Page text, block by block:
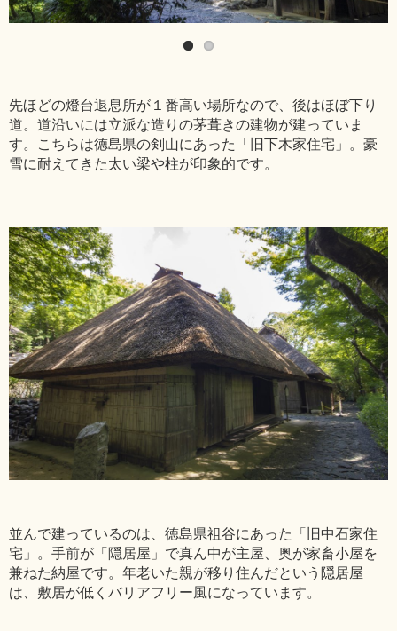
先ほどの燈台退息所が１番高い場所なので、後はほぼ下り
道。道沿いには立派な造りの茅葺きの建物が建っていま
す。こちらは徳島県の剣山にあった「旧下木家住宅」。豪
雪に耐えてきた太い梁や柱が印象的です。
並んで建っているのは、徳島県祖谷にあった「旧中石家住
宅」。手前が「隠居屋」で真ん中が主屋、奥が家畜小屋を
兼ねた納屋です。年老いた親が移り住んだという隠居屋
は、敷居が低くバリアフリー風になっています。